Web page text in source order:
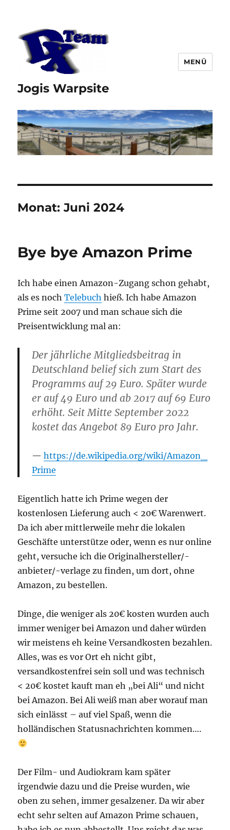
Jogis Warpsite
MENÜ
Monat:Juni 2024
Bye bye Amazon Prime
Ich habe einen Amazon-Zugang schon gehabt,
als es nochTelebuch hieß. Ich habe Amazon
Prime seit 2007 und man schaue sich die
Preisentwicklung mal an:
Der jährliche Mitgliedsbeitrag in
Deutschland belief sich zum Start des
Programms auf 29 Euro. Später wurde
er auf 49 Euro und ab 2017 auf 69 Euro
erhöht. Seit Mitte September 2022
kostet das Angebot 89 Euro pro Jahr.
https://de.wikipedia.org/wiki/Amazon_
Prime
Eigentlich hatte ich Prime wegen der
kostenlosen Lieferung auch < 20€ Warenwert.
Da ich aber mittlerweile mehr die lokalen
Geschäfte unterstütze oder, wenn es nur online
geht, versuche ich die Originalhersteller/-
anbieter/-verlage zu finden, um dort, ohne
Amazon, zu bestellen.
Dinge, die weniger als 20€ kosten wurden auch
immer weniger bei Amazon und daher würden
wir meistens eh keine Versandkosten bezahlen.
Alles, was es vor Ort eh nicht gibt,
versandkostenfrei sein soll und was technisch
< 20€ kostet kauft man eh „bei Ali“ und nicht
bei Amazon. Bei Ali weiß man aber worauf man
sich einlässt – auf viel Spaß, wenn die
holländischen Statusnachrichten kommen….
Der Film- und Audiokram kam später
irgendwie dazu und die Preise wurden, wie
oben zu sehen, immer gesalzener. Da wir aber
echt sehr selten auf Amazon Prime schauen,